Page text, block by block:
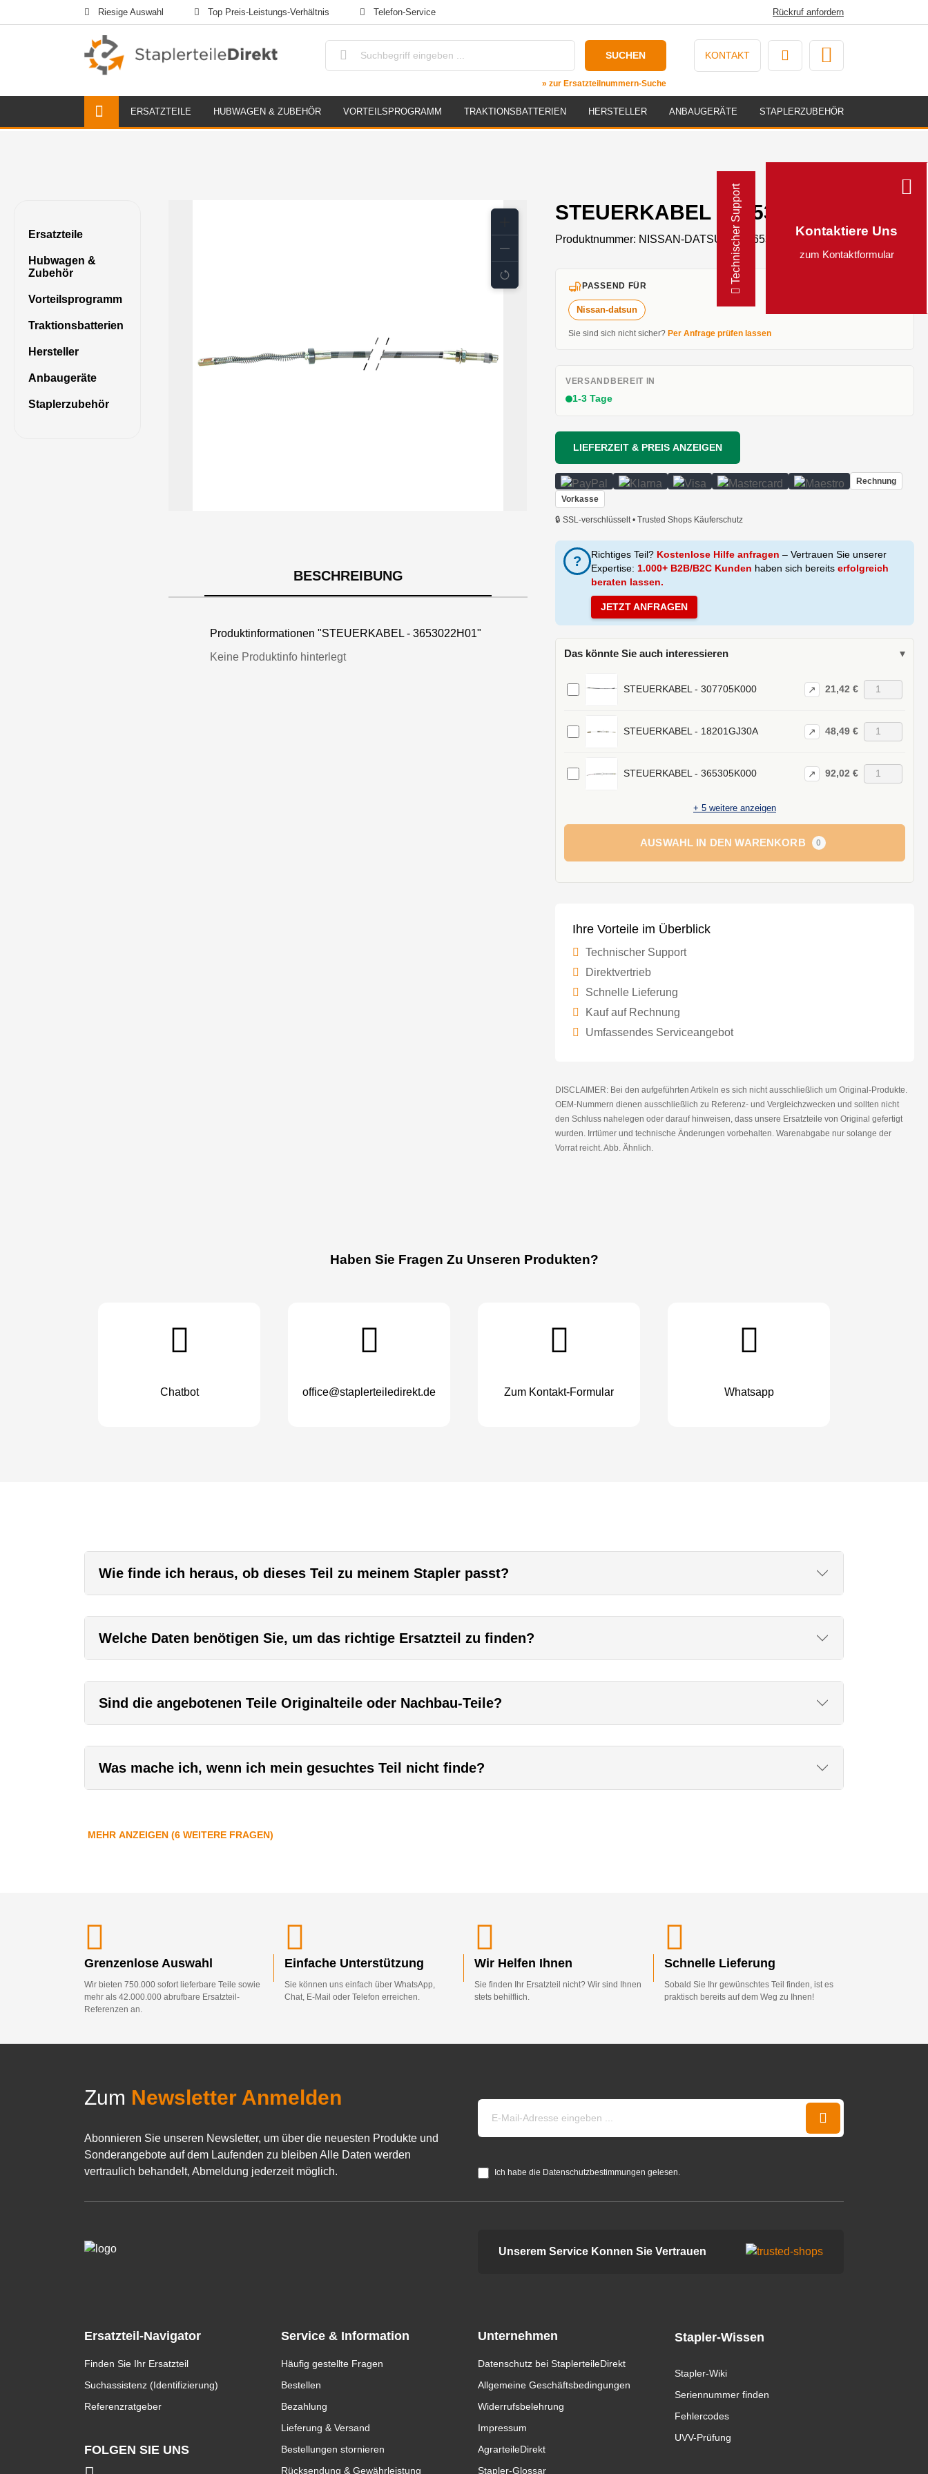
Riesige Auswahl Top Preis-Leistungs-Verhältnis Telefon-Service Rückruf anfordern
Technischer Support Kontaktiere Uns
zum Kontaktformular
SUCHEN
» zur Ersatzteilnummern-Suche
KONTAKT
ERSATZTEILE HUBWAGEN & ZUBEHÖR VORTEILSPROGRAMM TRAKTIONSBATTERIEN HERSTELLER ANBAUGERÄTE STAPLERZUBEHÖR
Ersatzteile
Hubwagen &
Zubehör
Vorteilsprogramm
Traktionsbatterien
Hersteller
Anbaugeräte
Staplerzubehör
BESCHREIBUNG
Produktinformationen "STEUERKABEL - 3653022H01"
Keine Produktinfo hinterlegt
STEUERKABEL - 3653022H01
Produktnummer: NISSAN-DATSUNSD3653022H01
PASSEND FÜR
Nissan-datsun
Sie sind sich nicht sicher? Per Anfrage prüfen lassen
VERSANDBEREIT IN
1-3 Tage
LIEFERZEIT & PREIS ANZEIGEN
Rechnung
Vorkasse
🔒 SSL-verschlüsselt • Trusted Shops Käuferschutz
? Richtiges Teil? Kostenlose Hilfe anfragen – Vertrauen Sie unserer
Expertise: 1.000+ B2B/B2C Kunden haben sich bereits erfolgreich
beraten lassen.
JETZT ANFRAGEN
Das könnte Sie auch interessieren ▾
STEUERKABEL - 307705K000 ↗ 21,42 €
STEUERKABEL - 18201GJ30A ↗ 48,49 €
STEUERKABEL - 365305K000 ↗ 92,02 €
+ 5 weitere anzeigen
AUSWAHL IN DEN WARENKORB 0
Ihre Vorteile im Überblick
Technischer Support
Direktvertrieb
Schnelle Lieferung
Kauf auf Rechnung
Umfassendes Serviceangebot
DISCLAIMER: Bei den aufgeführten Artikeln es sich nicht ausschließlich um Original-Produkte.
OEM-Nummern dienen ausschließlich zu Referenz- und Vergleichzwecken und sollten nicht
den Schluss nahelegen oder darauf hinweisen, dass unsere Ersatzteile von Original gefertigt
wurden. Irrtümer und technische Änderungen vorbehalten. Warenabgabe nur solange der
Vorrat reicht. Abb. Ähnlich.
Haben Sie Fragen Zu Unseren Produkten?
Chatbot office@staplerteiledirekt.de Zum Kontakt-Formular Whatsapp
Wie finde ich heraus, ob dieses Teil zu meinem Stapler passt?
Welche Daten benötigen Sie, um das richtige Ersatzteil zu finden?
Sind die angebotenen Teile Originalteile oder Nachbau-Teile?
Was mache ich, wenn ich mein gesuchtes Teil nicht finde?
MEHR ANZEIGEN (6 WEITERE FRAGEN)
Grenzenlose Auswahl
Wir bieten 750.000 sofort lieferbare Teile sowie
mehr als 42.000.000 abrufbare Ersatzteil-
Referenzen an.
Einfache Unterstützung
Sie können uns einfach über WhatsApp,
Chat, E-Mail oder Telefon erreichen.
Wir Helfen Ihnen
Sie finden Ihr Ersatzteil nicht? Wir sind Ihnen
stets behilflich.
Schnelle Lieferung
Sobald Sie Ihr gewünschtes Teil finden, ist es
praktisch bereits auf dem Weg zu Ihnen!
Zum Newsletter Anmelden
Abonnieren Sie unseren Newsletter, um über die neuesten Produkte und
Sonderangebote auf dem Laufenden zu bleiben Alle Daten werden
vertraulich behandelt, Abmeldung jederzeit möglich.
Ich habe die Datenschutzbestimmungen gelesen.
Unserem Service Konnen Sie Vertrauen
Ersatzteil-Navigator
Finden Sie Ihr Ersatzteil
Suchassistenz (Identifizierung)
Referenzratgeber
FOLGEN SIE UNS
Service & Information
Häufig gestellte Fragen
Bestellen
Bezahlung
Lieferung & Versand
Bestellungen stornieren
Rücksendung & Gewährleistung
Unternehmen
Datenschutz bei StaplerteileDirekt
Allgemeine Geschäftsbedingungen
Widerrufsbelehrung
Impressum
AgrarteileDirekt
Stapler-Glossar
Stapler-Wissen
Stapler-Wiki
Seriennummer finden
Fehlercodes
UVV-Prüfung